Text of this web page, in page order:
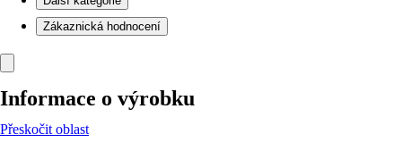
Zákaznická hodnocení
Informace o výrobku
Přeskočit oblast